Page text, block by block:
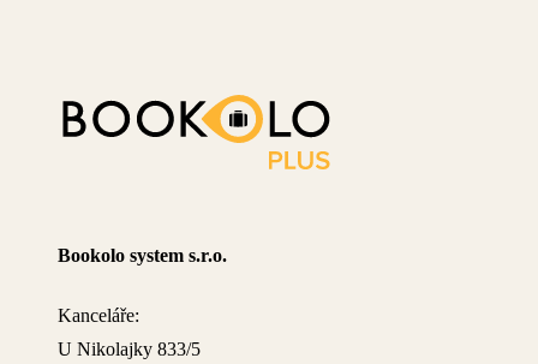
Bookolo system s.r.o.
Kanceláře:
U Nikolajky 833/5